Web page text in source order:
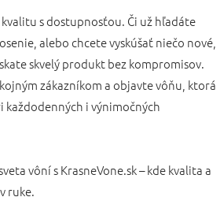
s dostupnosťou. Či už hľadáte
alebo chcete vyskúšať niečo nové,
skvelý produkt bez kompromisov.
zákazníkom a objavte vôňu, ktorá
každodenných i výnimočných
vôní s KrasneVone.sk – kde kvalita a
ruke.